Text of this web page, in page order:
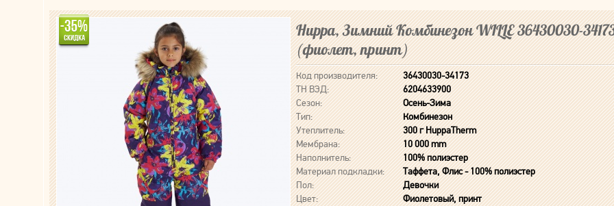
Huppa, Зимний Комбинезон WILLE 36430030-
(фиолет, принт)
Код производителя:
36430030-34173
ТН ВЭД:
6204633900
Сезон:
Осень-Зима
Тип:
Комбинезон
Утеплитель:
300 г HuppaTherm
Мембрана:
10 000 mm
Наполнитель:
100% полиэстер
Материал подкладки:
Таффета, Флис - 100% полиэстер
Пол:
Девочки
Цвет:
Фиолетовый, принт